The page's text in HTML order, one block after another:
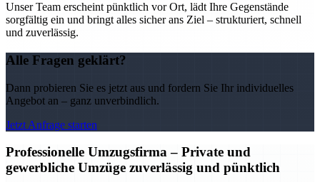
Unser Team erscheint pünktlich vor Ort, lädt Ihre Gegenstände
sorgfältig ein und bringt alles sicher ans Ziel – strukturiert, schnell
und zuverlässig.
Alle Fragen geklärt?
Dann probieren Sie es jetzt aus und fordern Sie Ihr individuelles
Angebot an – ganz unverbindlich.
Jetzt Anfrage starten
Professionelle Umzugsfirma– Private und
gewerbliche Umzüge zuverlässig und pünktlich